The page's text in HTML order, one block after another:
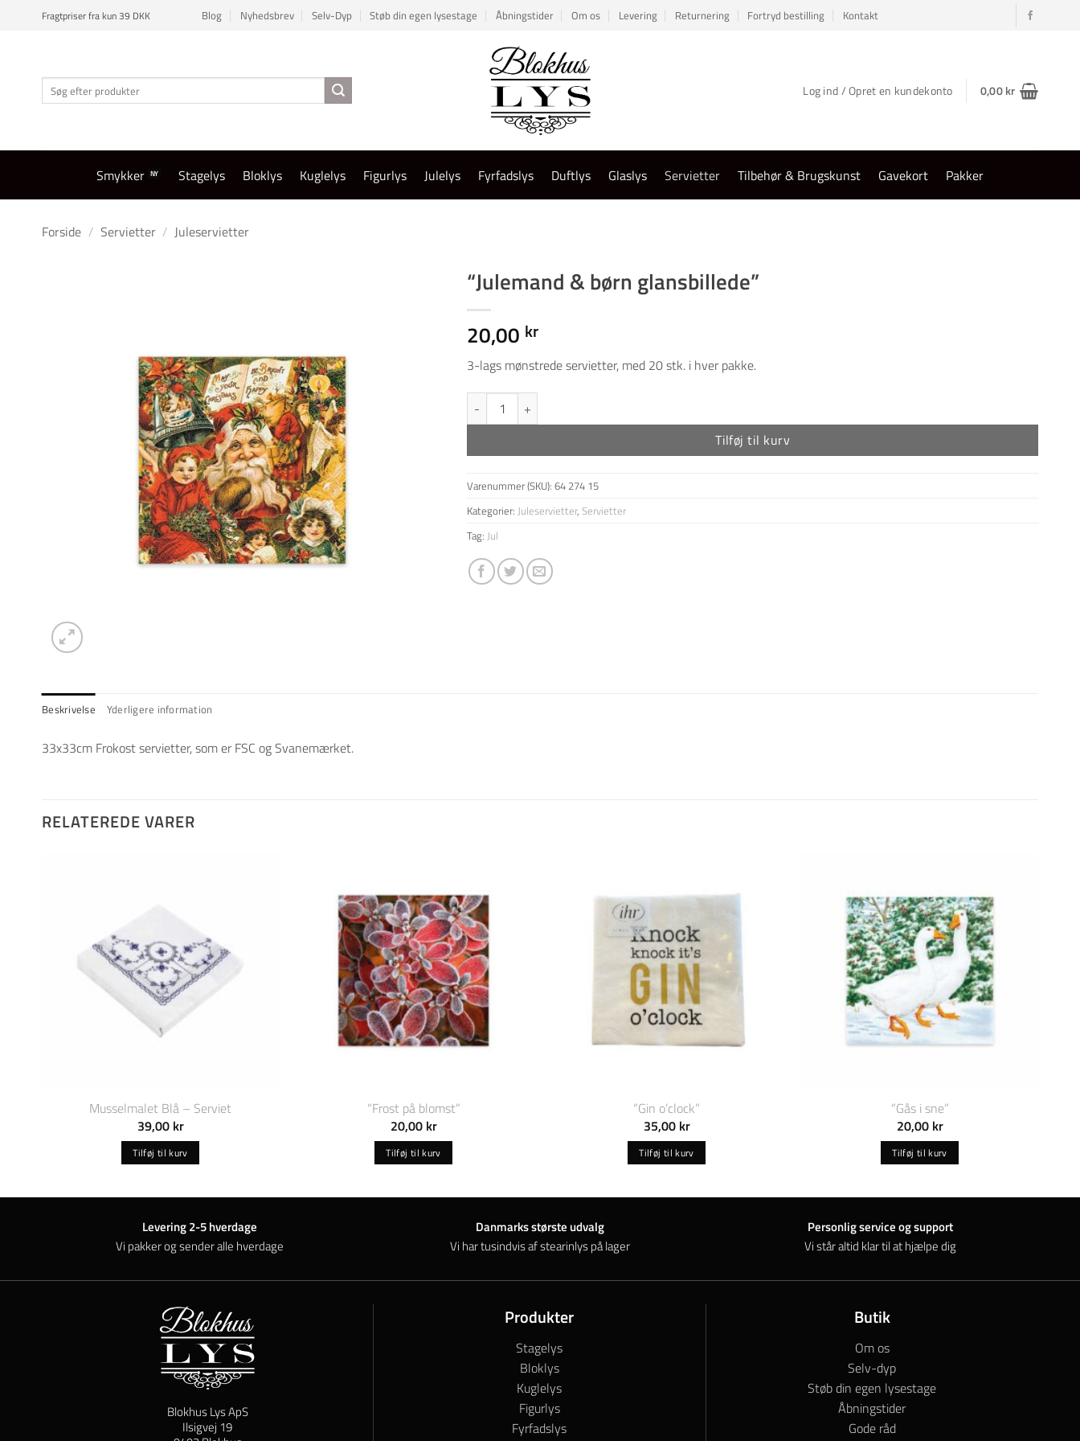
Fragtpriser fra kun 39 DKK Blog Nyhedsbrev Selv-Dyp Støb din egen lysestage Åbningstider Om os Levering Returnering Fortryd bestilling Kontakt
Søg
efter:
Log ind / Opret en kundekonto 0,00kr
Smykker Stagelys Bloklys Kuglelys Figurlys Julelys Fyrfadslys Duftlys Glaslys Servietter Tilbehør & Brugskunst Gavekort Pakker
Forside / Servietter / Juleservietter
“Julemand & børn glansbillede”
20,00 kr
3-lags mønstrede servietter, med 20 stk. i hver pakke.
"Julemand & børn glansbillede" antal
Tilføj til kurv
Varenummer (SKU):64 274 15
Kategorier: Juleservietter,Servietter
Tag: Jul
Beskrivelse Yderligere information
33x33cm Frokost servietter, som er FSC og Svanemærket.
RELATEREDE VARER
Musselmalet Blå – Serviet
39,00 kr
Tilføj til kurv
“Frost på blomst”
20,00 kr
Tilføj til kurv
“Gin o’clock”
35,00 kr
Tilføj til kurv
“Gås i sne”
20,00 kr
Tilføj til kurv
Levering 2-5 hverdage
Vi pakker og sender alle hverdage
Danmarks største udvalg
Vi har tusindvis af stearinlys på lager
Personlig service og support
Vi står altid klar til at hjælpe dig
Blokhus Lys ApS
Ilsigvej 19
Produkter
Stagelys
Bloklys
Kuglelys
Figurlys
Fyrfadslys
Butik
Om os
Selv-dyp
Støb din egen lysestage
Åbningstider
Gode råd